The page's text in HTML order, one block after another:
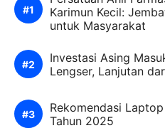
Karimun Kecil:
untuk Masyarakat
Investasi Asing
Lengser, Lanjutan
Rekomendasi
Tahun 2025